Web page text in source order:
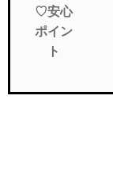
♡安心
ポイン
ト